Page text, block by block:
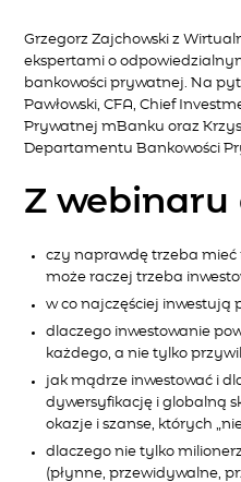
Grzegorz Zajchowski z
ekspertami o
bankowości prywatnej. Na
Pawłowski, CFA, Chief
Prywatnej mBanku oraz
Departamentu Bankowości
Z webinaru
czy naprawdę trzeba mieć
może raczej trzeba
w co najczęściej inwestują
dlaczego inwestowanie
każdego, a nie tylko
jak mądrze inwestować i
dywersyfikację i globalną
okazje i szanse, których
dlaczego nie tylko
(płynne, przewidywalne,